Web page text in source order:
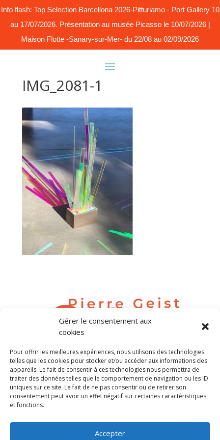
Info flash: Top Selection Barcellona 2026-Pitturiamo - Port Gallery 10
au 17/07/2026. Présentation au musée Picasso le 10/07/2026 |
Maison Flotte -Sanary-sur-Mer- du 22/08 au 02/09/2026
Gérer le consentement aux
cookies
Pour offrir les meilleures expériences, nous utilisons des technologies
telles que les cookies pour stocker et/ou accéder aux informations des
appareils. Le fait de consentir à ces technologies nous permettra de
traiter des données telles que le comportement de navigation ou les ID
uniques sur ce site. Le fait de ne pas consentir ou de retirer son
consentement peut avoir un effet négatif sur certaines caractéristiques
et fonctions.
Accepter
IMG_2081-1
contact@pierregeist.com
Tél. 06 80 04 63 69
Tous droits réservés Pierre Geist
©Crédit photos Pierre Geist